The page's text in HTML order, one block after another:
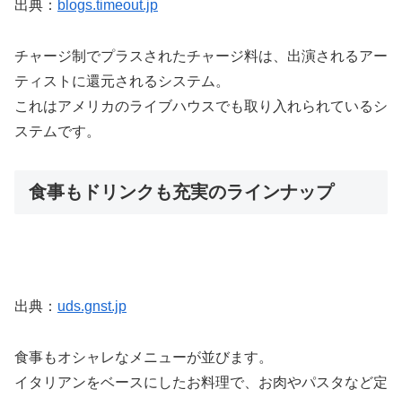
出典： blogs.timeout.jp
チャージ制でプラスされたチャージ料は、出演されるアー
ティストに還元されるシステム。
これはアメリカのライブハウスでも取り入れられているシ
ステムです。
食事もドリンクも充実のラインナップ
出典： uds.gnst.jp
食事もオシャレなメニューが並びます。
イタリアンをベースにしたお料理で、お肉やパスタなど定